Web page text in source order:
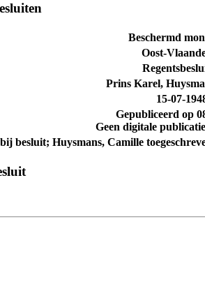
Beschermd
Oost-
Prins Karel,
15-07-
Gepubliceerd op
Geen digitale
besluit; Huysmans, Camille